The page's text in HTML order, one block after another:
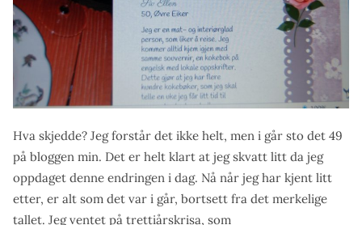
Hva skjedde? Jeg forstår det ikke helt, men i går sto det 49
på bloggen min. Det er helt klart at jeg skvatt litt da jeg
oppdaget denne endringen i dag. Nå når jeg har kjent litt
etter, er alt som det var i går, bortsett fra det merkelige
tallet. Jeg ventet på trettiårskrisa, som